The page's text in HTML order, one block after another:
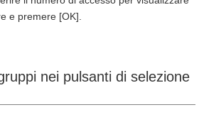
e premere [OK].
nei pulsanti di selezione